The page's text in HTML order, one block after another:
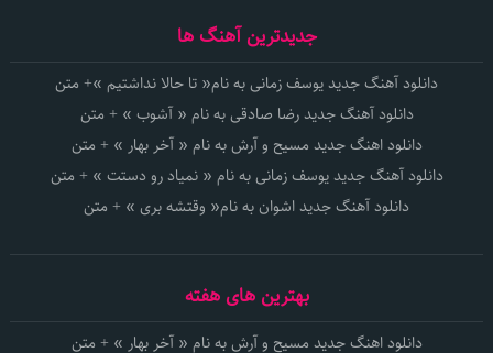
جدیدترین آهنگ ها
دانلود آهنگ جدید یوسف زمانی به نام« تا حالا نداشتیم »+ متن
دانلود آهنگ جدید رضا صادقی به نام « آشوب » + متن
دانلود اهنگ جدید مسیح و آرش به نام « آخر بهار » + متن
دانلود آهنگ جدید یوسف زمانی به نام « نمیاد رو دستت » + متن
دانلود آهنگ جدید اشوان به نام« وقتشه بری » + متن
بهترین های هفته
دانلود اهنگ جدید مسیح و آرش به نام « آخر بهار » + متن